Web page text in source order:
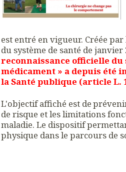
est entré en vigueur. Créée
du système de santé de janvier
reconnaissance officielle du
médicament » a depuis été
la Santé publique (article L.
L'objectif affiché est de
de risque et les limitations
maladie. Le dispositif
physique dans le parcours de